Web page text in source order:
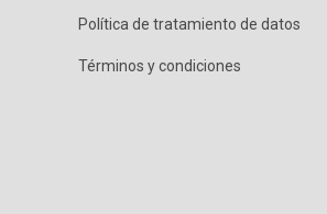
Política de tratamiento de datos
Términos y condiciones